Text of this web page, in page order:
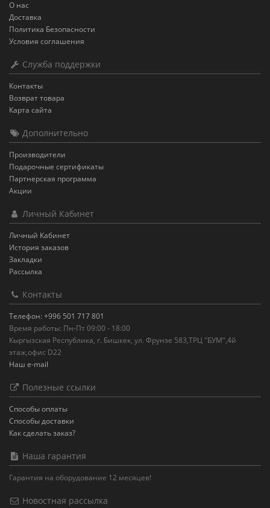
О нас
Доставка
Политика Безопасности
Условия соглашения
Служба поддержки
Контакты
Возврат товара
Карта сайта
Дополнительно
Производители
Подарочные сертификаты
Партнерская программа
Акции
Личный Кабинет
Личный Кабинет
История заказов
Закладки
Рассылка
Контакты
Телефон: +996 501 717 801
Время работы: Пн-Пт 09:00 - 18:00
Кыргызская Республика, г. Бишкек, ул. Фрунзе 583,ТРЦ "БУМ",4й
этаж,офис D22
Наш e-mail
Полезные ссылки
Способы оплаты
Способы доставки
Как сделать заказ?
Наша гарантия
Гарантия на оборудование 12 месяцев!
Новостная рассылка